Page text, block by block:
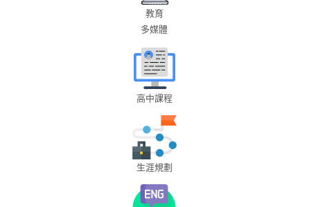
教育
多媒體
高中課程
生涯規劃